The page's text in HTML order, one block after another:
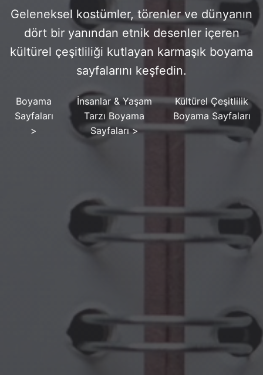
Geleneksel kostümler, törenler ve dünyanın
dört bir yanından etnik desenler içeren
kültürel çeşitliliği kutlayan karmaşık boyama
sayfalarını keşfedin.
Boyama
Sayfaları
>
İnsanlar & Yaşam
Tarzı Boyama
Sayfaları>
Kültürel Çeşitlilik
Boyama Sayfaları